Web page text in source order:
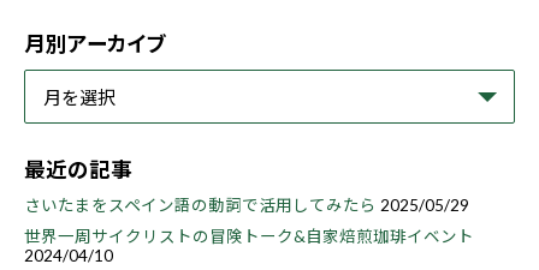
月別アーカイブ
最近の記事
さいたまをスペイン語の動詞で活用してみたら 2025/05/29
世界一周サイクリストの冒険トーク&自家焙煎珈琲イベント
2024/04/10